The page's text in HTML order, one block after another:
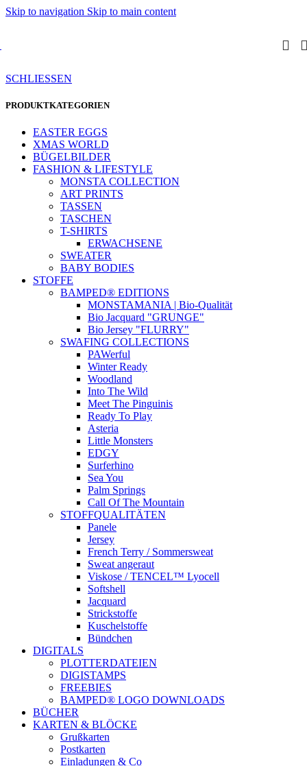
Skip to navigation Skip to main content
SCHLIESSEN
PRODUKTKATEGORIEN
EASTER EGGS
XMAS WORLD
BÜGELBILDER
FASHION & LIFESTYLE
MONSTA COLLECTION
ART PRINTS
TASSEN
TASCHEN
T-SHIRTS
ERWACHSENE
SWEATER
BABY BODIES
STOFFE
BAMPED® EDITIONS
MONSTAMANIA | Bio-Qualität
Bio Jacquard "GRUNGE"
Bio Jersey "FLURRY"
SWAFING COLLECTIONS
PAWerful
Winter Ready
Woodland
Into The Wild
Meet The Pinguinis
Ready To Play
Asteria
Little Monsters
EDGY
Surferhino
Sea You
Palm Springs
Call Of The Mountain
STOFFQUALITÄTEN
Panele
Jersey
French Terry / Sommersweat
Sweat angeraut
Viskose / TENCEL™ Lyocell
Softshell
Jacquard
Strickstoffe
Kuschelstoffe
Bündchen
DIGITALS
PLOTTERDATEIEN
DIGISTAMPS
FREEBIES
BAMPED® LOGO DOWNLOADS
BÜCHER
KARTEN & BLÖCKE
Grußkarten
Postkarten
Einladungen & Co